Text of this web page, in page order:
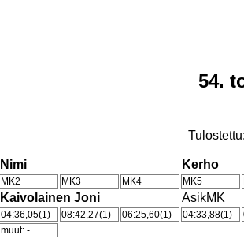
54.
Nimi Kerho
MK2 MK3 MK4 MK5
Kaivolainen Joni AsikMK
04:36,05(1) 08:42,27(1) 06:25,60(1) 04:33,88(1)
muut: -